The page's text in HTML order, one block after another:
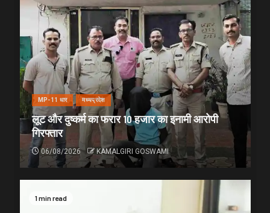
MP-11 धार मध्यप्रदेश
लूट और दुष्कर्म का फरार 10 हजार का इनामी आरोपी
गिरफ्तार
06/08/2026 KAMALGIRI GOSWAMI
1 min read